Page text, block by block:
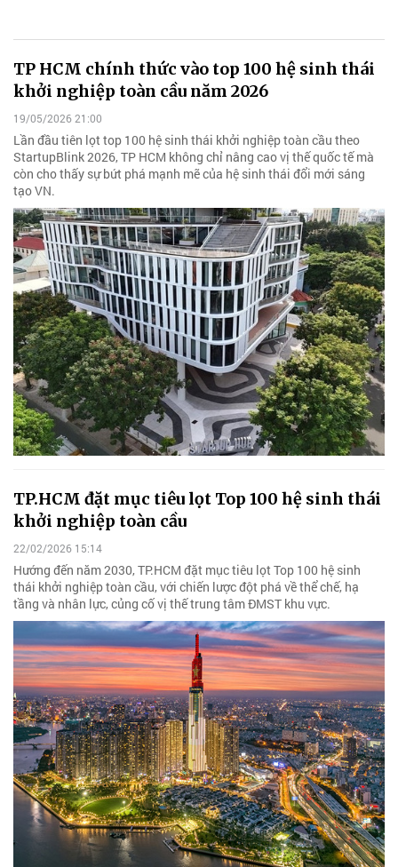
TP HCM chính thức vào top 100 hệ sinh thái
khởi nghiệp toàn cầu năm 2026
19/05/2026 21:00
Lần đầu tiên lọt top 100 hệ sinh thái khởi nghiệp toàn cầu theo
StartupBlink 2026, TP HCM không chỉ nâng cao vị thế quốc tế mà
còn cho thấy sự bứt phá mạnh mẽ của hệ sinh thái đổi mới sáng
tạo VN.
TP.HCM đặt mục tiêu lọt Top 100 hệ sinh thái
khởi nghiệp toàn cầu
22/02/2026 15:14
Hướng đến năm 2030, TP.HCM đặt mục tiêu lọt Top 100 hệ sinh
thái khởi nghiệp toàn cầu, với chiến lược đột phá về thể chế, hạ
tầng và nhân lực, củng cố vị thế trung tâm ĐMST khu vực.